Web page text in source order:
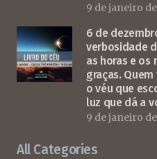
9 de janeiro
6 de
verbosidade
as horas e os
graças.
o véu que
luz que dá a
9 de janeiro
All Categories